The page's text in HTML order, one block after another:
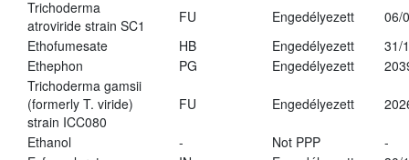
Trichoderma
atroviride strain SC1
FU Engedélyezett
06/
Ethofumesate
HB Engedélyezett
31/
Ethephon
PG Engedélyezett
Trichoderma gamsii
(formerly T. viride)
strain ICC080
FU Engedélyezett
Ethanol - Not PPP
-